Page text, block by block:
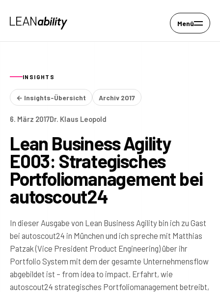
Menü
INSIGHTS
← Insights-Übersicht Archiv 2017
6. März 2017Dr. Klaus Leopold
Lean Business Agility
E003: Strategisches
Portfoliomanagement bei
autoscout24
In dieser Ausgabe von Lean Business Agility bin ich zu Gast
bei autoscout24 in München und ich spreche mit Matthias
Patzak (Vice President Product Engineering) über ihr
Portfolio System mit dem der gesamte Unternehmensflow
abgebildet ist – from idea to impact. Erfahrt, wie
autoscout24 strategisches Portfoliomanagement betreibt,